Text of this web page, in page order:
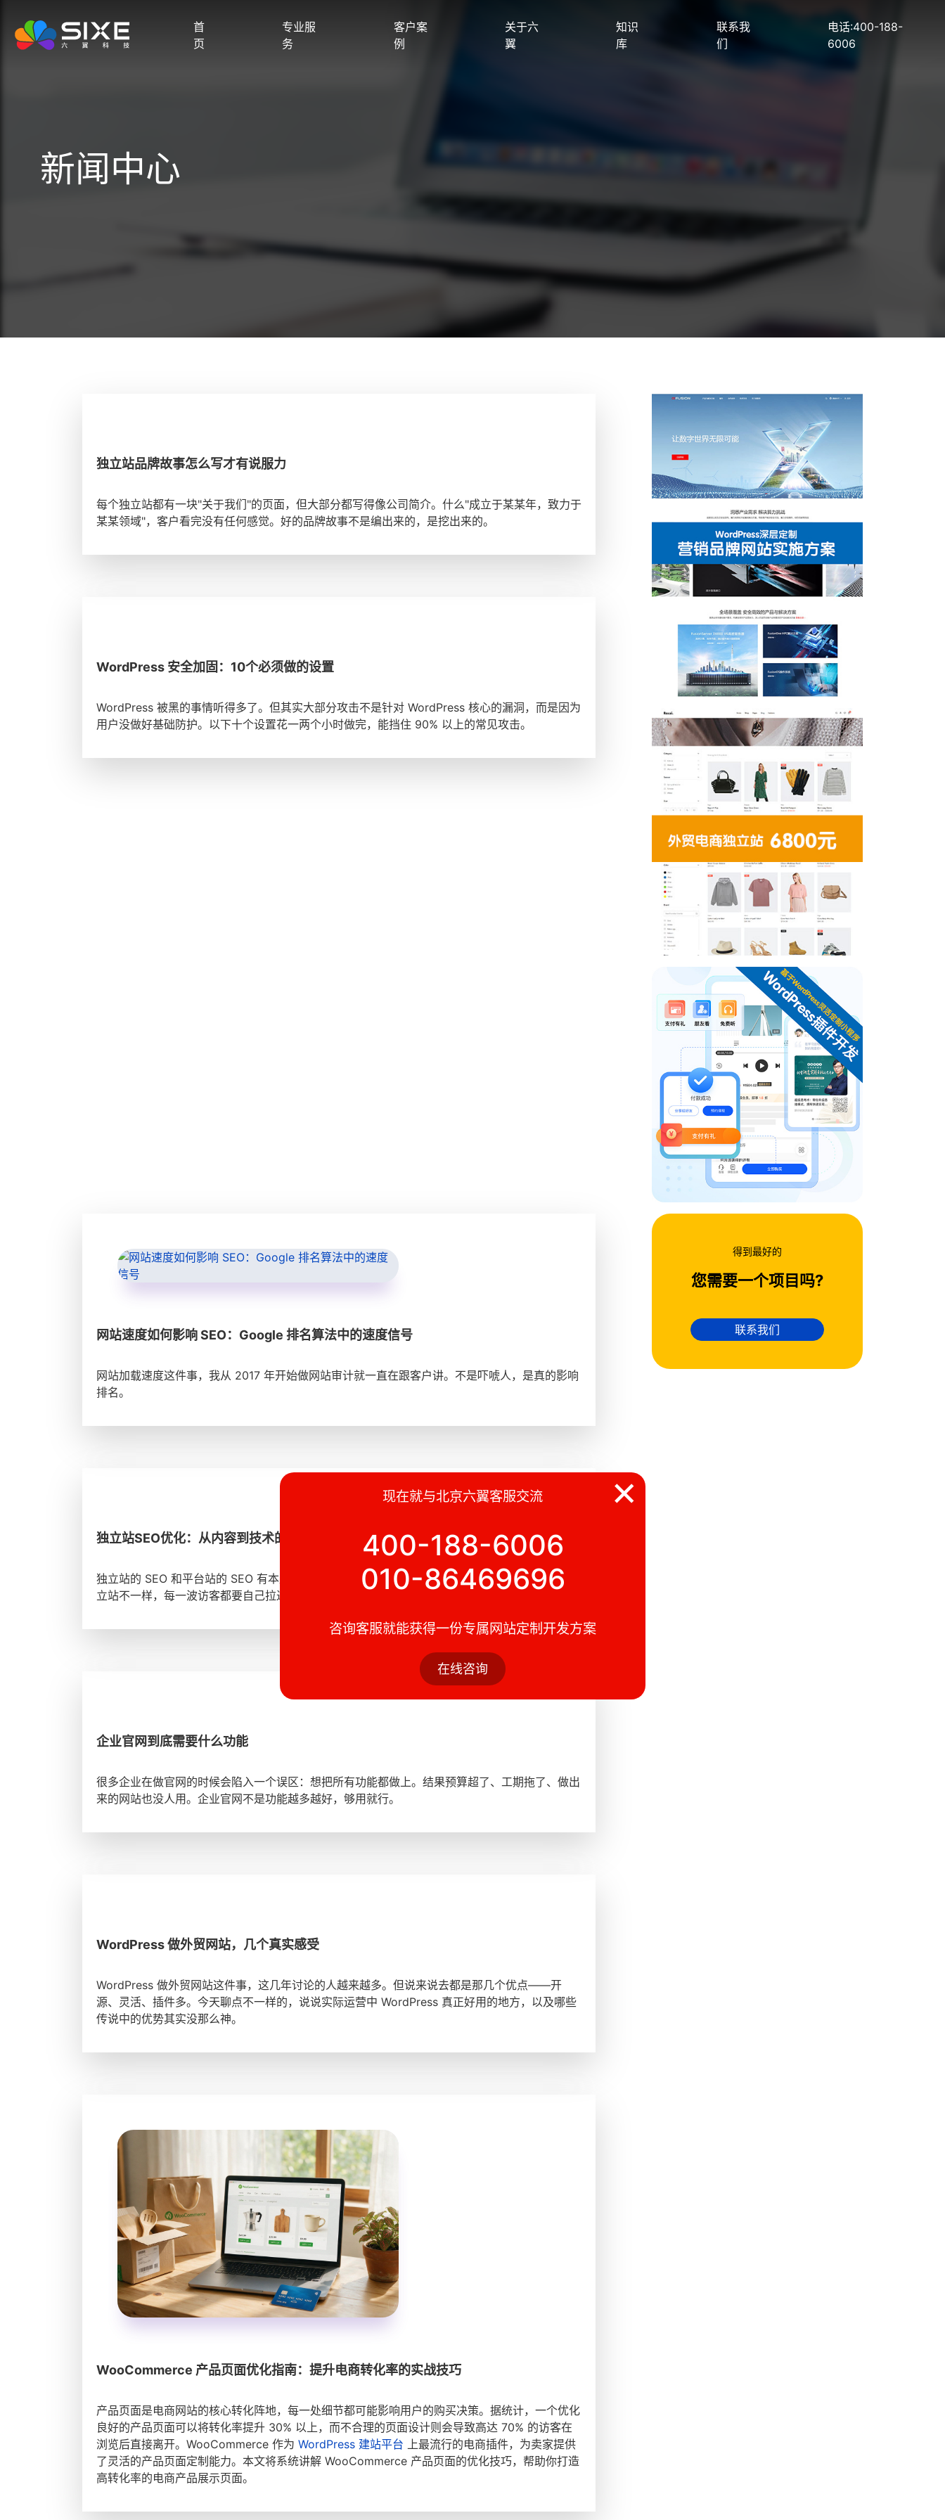
首
页
专业服
务
客户案
例
关于六
翼
知识
库
联系我
们
电话:400-188-
6006
新闻中心
独立站品牌故事怎么写才有说服力
每个独立站都有一块"关于我们"的页面，但大部分都写得像公司简介。什么"成立于某某年，致力于
某某领域"，客户看完没有任何感觉。好的品牌故事不是编出来的，是挖出来的。
WordPress 安全加固：10个必须做的设置
WordPress 被黑的事情听得多了。但其实大部分攻击不是针对 WordPress 核心的漏洞，而是因为
用户没做好基础防护。以下十个设置花一两个小时做完，能挡住 90% 以上的常见攻击。
网站速度如何影响 SEO：Google 排名算法中的速度信号
网站加载速度这件事，我从 2017 年开始做网站审计就一直在跟客户讲。不是吓唬人，是真的影响
排名。
独立站SEO优化：从内容到技术的完整指南
独立站的 SEO 和平台站的 SEO 有本质区别。在亚马逊上你不用操心流量来源，平台会给你。独
立站不一样，每一波访客都要自己拉过来。SEO 是成本最低、效果最持久的获客方式之一。
企业官网到底需要什么功能
很多企业在做官网的时候会陷入一个误区：想把所有功能都做上。结果预算超了、工期拖了、做出
来的网站也没人用。企业官网不是功能越多越好，够用就行。
WordPress 做外贸网站，几个真实感受
WordPress 做外贸网站这件事，这几年讨论的人越来越多。但说来说去都是那几个优点——开
源、灵活、插件多。今天聊点不一样的，说说实际运营中 WordPress 真正好用的地方，以及哪些
传说中的优势其实没那么神。
WooCommerce 产品页面优化指南：提升电商转化率的实战技巧
产品页面是电商网站的核心转化阵地，每一处细节都可能影响用户的购买决策。据统计，一个优化
良好的产品页面可以将转化率提升 30% 以上，而不合理的页面设计则会导致高达 70% 的访客在
浏览后直接离开。WooCommerce 作为 WordPress 建站平台 上最流行的电商插件，为卖家提供
了灵活的产品页面定制能力。本文将系统讲解 WooCommerce 产品页面的优化技巧，帮助你打造
高转化率的电商产品展示页面。
得到最好的
您需要一个项目吗?
联系我们
×
现在就与北京六翼客服交流
400-188-6006
010-86469696
咨询客服就能获得一份专属网站定制开发方案
在线咨询